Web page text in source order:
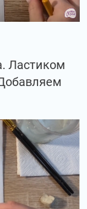
Ластиком